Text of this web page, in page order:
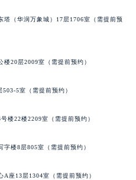
（华润万象城）17层1706室（需提前预
20层2009室（需提前预约）
5室（需提前预约）
楼22楼2209室（需提前预约）
楼8层805室（需提前预约）
座13层1304室（需提前预约）